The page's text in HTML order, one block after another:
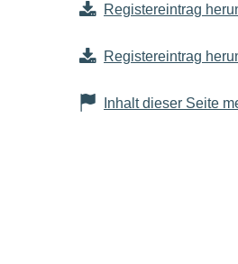
Registereintrag
Registereintrag
Inhalt dieser Seite